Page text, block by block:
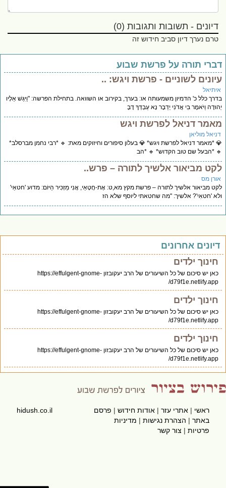
דיונים - תשובות ותגובות (0)
טרם נערך דיון סביב חידוש זה
תורה על פרשת שבוע
לשוניים - פרשת ויגש: ..
כלל כ' הדמיון משמעותה או: בערך, בקירוב או השוואה. בתחילת הפרשה: "וַיִּגַּשׁ אֵלָיו
וַיֹּאמֶר בִּי אֲדֹנִי יְדַבֶּר נָא עַבְדְּךָ דָבָ
דניאל לפרשת ויגש
מוליאן
*מאמר דניאל לפרשת ויגש* 💎 בעלון סיפורים וחיזוקים מאת: 🔹 *רבי נחמן מברסלב*
*הבעל שם טוב הקדוש* 🔹 *הב
מביאור אלשיך לתורה – פרש..
מס
מביאור אלשיך לתורה – פרשת מקץ מא,ט: אֶת-חֲטָאַי, אֲנִי מַזְכִּיר הַיּוֹם: מדוע 'חטאַי'
'חטאִי'? אלשיך: "מה שחטאתי ליוסף שלא הז
אחרונים
חינוך ילדים
כאן יש סיכום של כל השיעורים של הרב יעקובזון https://effulgent-gnome-
d79f1e.netlify.app/
חינוך ילדים
כאן יש סיכום של כל השיעורים של הרב יעקובזון https://effulgent-gnome-
d79f1e.netlify.app/
חינוך ילדים
כאן יש סיכום של כל השיעורים של הרב יעקובזון https://effulgent-gnome-
d79f1e.netlify.app/
ראשי|אתרי עזר|אודות חידוש|פרסם
באתר|הצהרת נגישות|מדיניות
פרטיות|צור קשר
hidush.co.il